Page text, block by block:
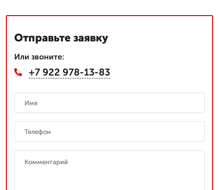
Отправьте заявку
Или звоните:
+7 922 978-13-83